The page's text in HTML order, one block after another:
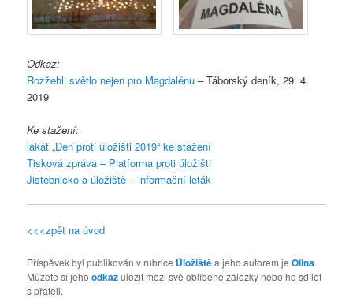
Odkaz:
Rozžehli světlo nejen pro Magdalénu – Táborský deník, 29. 4.
2019
Ke stažení:
lakát „Den proti úložišti 2019“ ke stažení
Tisková zpráva – Platforma proti úložišti
Jistebnicko a úložiště – informační leták
<<<zpět na úvod
Příspěvek byl publikován v rubrice Úložištěa jeho autorem jeOlina.
Můžete si jehoodkazuložit mezi své oblíbené záložky nebo ho sdílet
s přáteli.